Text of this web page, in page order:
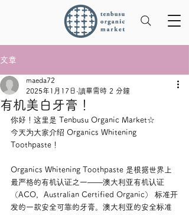
文章
有机美白牙膏！
maeda72
2025年1月17日 讀畢需時 2 分鐘
你好！这里是 Tenbusu Organic Market☆
今天为大家介绍 Organics Whitening
Toothpaste！
Organics Whitening Toothpaste 是根据世界上
最严格的有机认证之一——澳大利亚有机认证
（ACO，Australian Certified Organic） 标准开
发的一款安全可靠的牙膏。澳大利亚的安全标准